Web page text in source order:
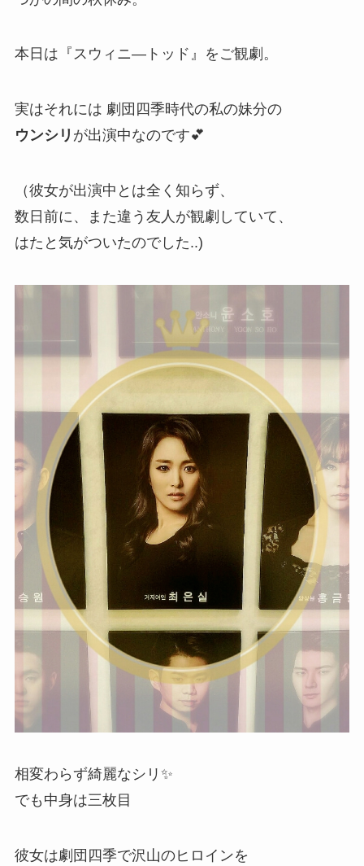
本日は『スウィニ―トッド』をご観劇。
実はそれには 劇団四季時代の私の妹分の
ウンシリ が出演中なのです💕
（彼女が出演中とは全く知らず、
数日前に、また違う友人が観劇していて、
はたと気がついたのでした..)
相変わらず綺麗なシリ✨
でも中身は三枚目
彼女は劇団四季で沢山のヒロインを